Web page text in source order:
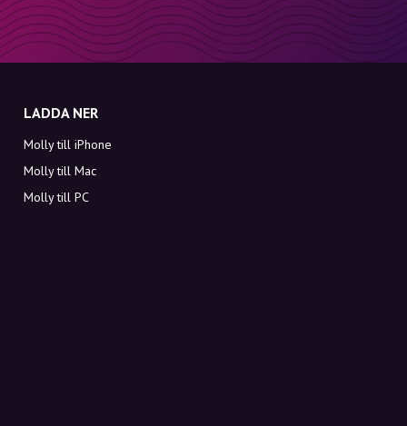
LADDA NER
Molly till iPhone
Molly till Mac
Molly till PC